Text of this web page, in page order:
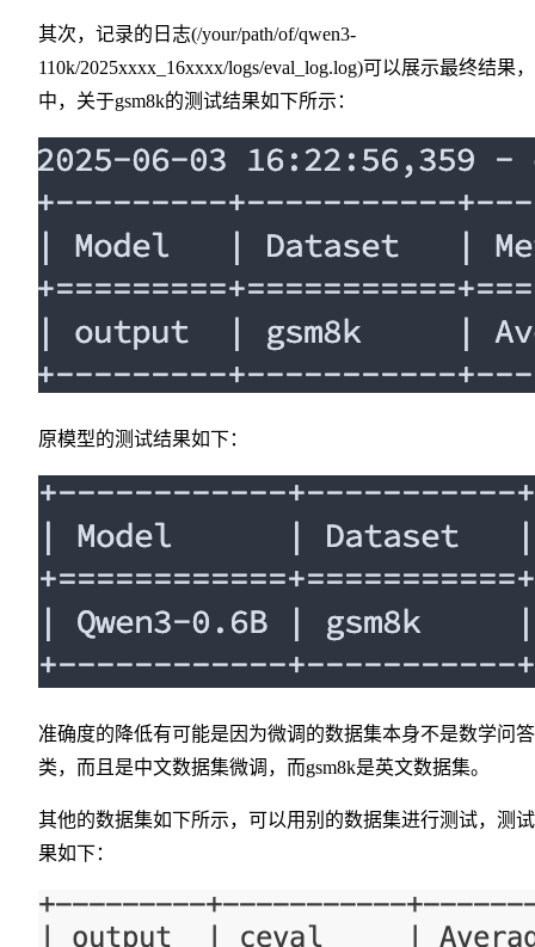
其次，记录的日志(/your/path/of/qwen3-
110k/2025xxxx_16xxxx/logs/eval_log.log)可以展示最终结果
中，关于gsm8k的测试结果如下所示：
原模型的测试结果如下：
准确度的降低有可能是因为微调的数据集本身不是数学问答
类，而且是中文数据集微调，而gsm8k是英文数据集。
其他的数据集如下所示，可以用别的数据集进行测试，测
果如下：